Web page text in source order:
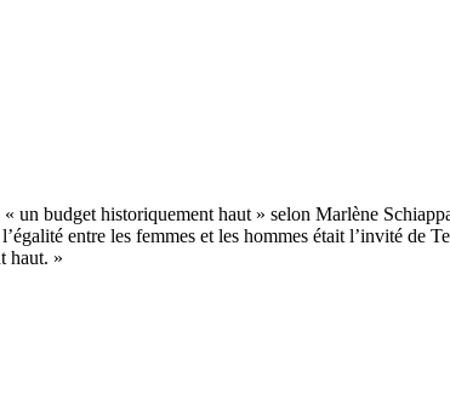
entre les femmes et les hommes était l’invité
haut. »